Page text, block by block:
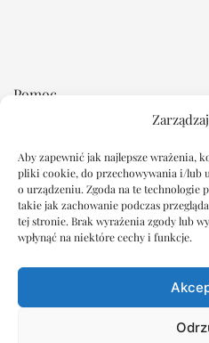
Aby zapewnić jak najlepsze wrażenia,
pliki cookie, do przechowywania i/lub
o urządzeniu. Zgoda na te technologie
takie jak zachowanie podczas
tej stronie. Brak wyrażenia zgody lub
wpłynąć na niektóre cechy i funkcje.
Pomoc
Płatność i dostawa
Reklamacje i zwroty
Dokumenty
Oświadczenie o ochronie
Wyłączenie odpowiedzialności